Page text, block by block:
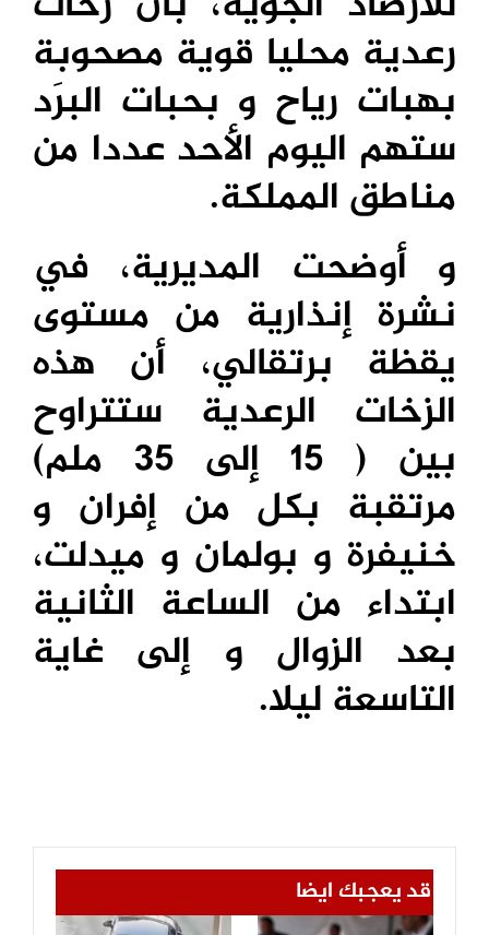
رعدية محليا قوية مصحوبة
بهبات رياح و بحبات البرَد
ستهم اليوم الأحد عددا من
مناطق المملكة.
و أوضحت المديرية، في
نشرة إنذارية من مستوى
يقظة برتقالي، أن هذه
الزخات الرعدية ستتراوح
بين ( 15 إلى 35 ملم)
مرتقبة بكل من إفران و
خنيفرة و بولمان و ميدلت،
ابتداء من الساعة الثانية
بعد الزوال و إلى غاية
التاسعة ليلا.
قد يعجبك ايضا